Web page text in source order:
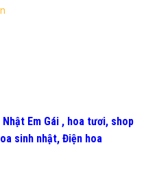
Em Gái , hoa tươi, shop
sinh nhật, Điện hoa